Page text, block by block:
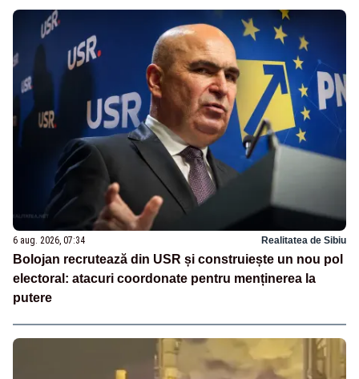
6 aug. 2026, 07:34 Realitatea de Sibiu
Bolojan recrutează din USR și construiește un nou pol
electoral: atacuri coordonate pentru menținerea la
putere